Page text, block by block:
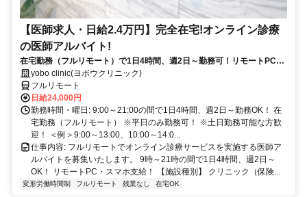
【医師求人・日給2.4万円】完全在宅!オンライン診療
の医師アルバイト!
在宅勤務（フルリモート）で1日4時間、週2日～勤務可！リモートPC・
スマホ支給！
yobo clinic(ヨボウクリニック)
フルリモート
日給24,000円
勤務時間・曜日: 9:00～21:00の間で1日4時間、週2日～勤務OK！ 在
宅勤務（フルリモート） ※平日のみ勤務可！ ※土日勤務可能な方歓
迎！ ＜例＞9:00～13:00、10:00～14:0...
仕事内容: フルリモートでオンライン診療サービスを実施する医師ア
ルバイトを募集いたします。 9時～21時の間で1日4時間、週2日～
OK！ リモートPC・スマホ支給！ 【施設種別】 クリニック（保険...
変形労働時間制 フルリモート 残業なし 在宅OK